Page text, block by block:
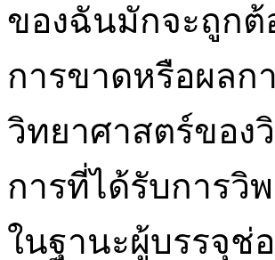
ของฉันมักจะถูกต้
การขาดหรือผลก
วิทยาศาสตร์ของ
การที่ได้รับการวิ
ในฐานะผู้บรรจุช่